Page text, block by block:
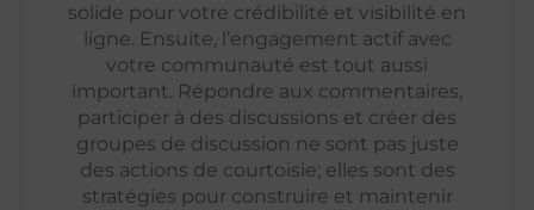
solide pour votre crédibilité et visibilité en
ligne. Ensuite, l’engagement actif avec
votre communauté est tout aussi
important. Répondre aux commentaires,
participer à des discussions et créer des
groupes de discussion ne sont pas juste
des actions de courtoisie; elles sont des
stratégies pour construire et maintenir